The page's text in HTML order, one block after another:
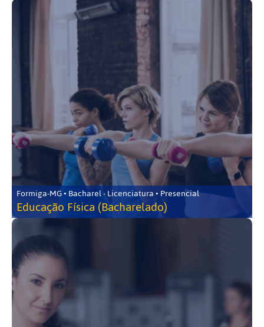
Formiga-MG • Bacharel - Licenciatura • Presencial
Educação Física (Bacharelado)